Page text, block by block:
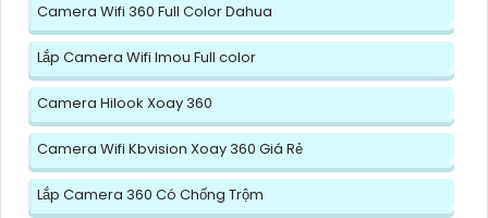
Camera Wifi 360 Full Color Dahua
Lắp Camera Wifi Imou Full color
Camera Hilook Xoay 360
Camera Wifi Kbvision Xoay 360 Giá Rẻ
Lắp Camera 360 Có Chống Trộm